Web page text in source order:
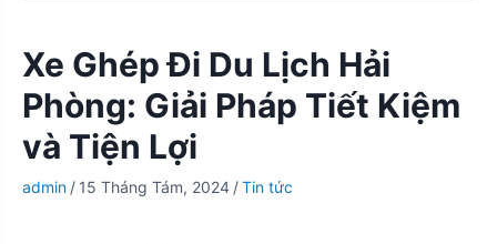
Xe Ghép Đi Du Lịch Hải
Phòng: Giải Pháp Tiết Kiệm
và Tiện Lợi
admin / 15 Tháng Tám, 2024 /Tin tức